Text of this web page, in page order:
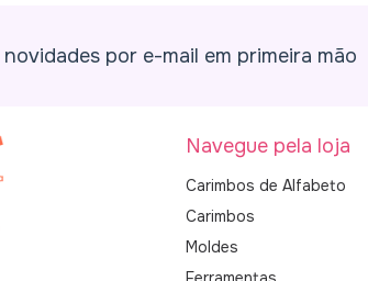
novidades por e-mail em primeira mão
Navegue pela loja
Carimbos de Alfabeto
Carimbos
Moldes